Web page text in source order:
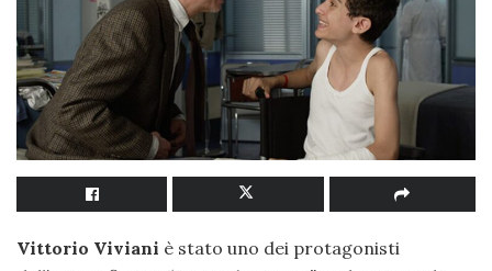
Vittorio Viviani è stato uno dei protagonisti